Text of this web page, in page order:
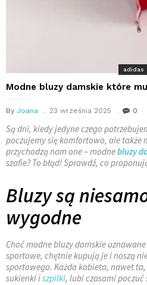
adidas
Modne bluzy damskie które
By Joana 23 września 2025 0
Są dni, kiedy jedyne czego
poczujemy się komfortowo, ale także
przychodzą nam one – modnebluzy
szafie? To błąd! Sprawdź, co
Bluzy są
wygodne
Choć modne bluzy damskie
sportowe, chętnie kupują je i noszą
sportowego. Każda kobieta, nawet
sukienki iszpilki, lubi czasami